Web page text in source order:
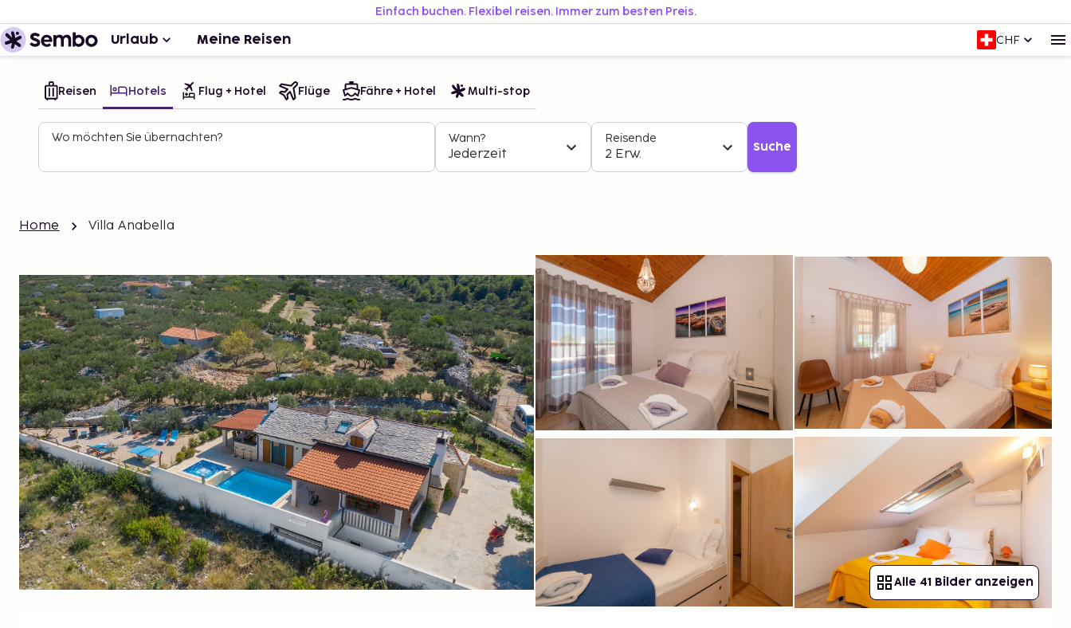
Einfach buchen. Flexibel reisen. Immer zum besten Preis.
Urlaub Meine Reisen CHF
Reisen Hotels Flug + Hotel Flüge Fähre + Hotel Multi-stop
Wo möchten Sie übernachten? Wann?
Jederzeit
Reisende
2 Erw. Suche
Home Villa Anabella
Alle 41 Bilder anzeigen